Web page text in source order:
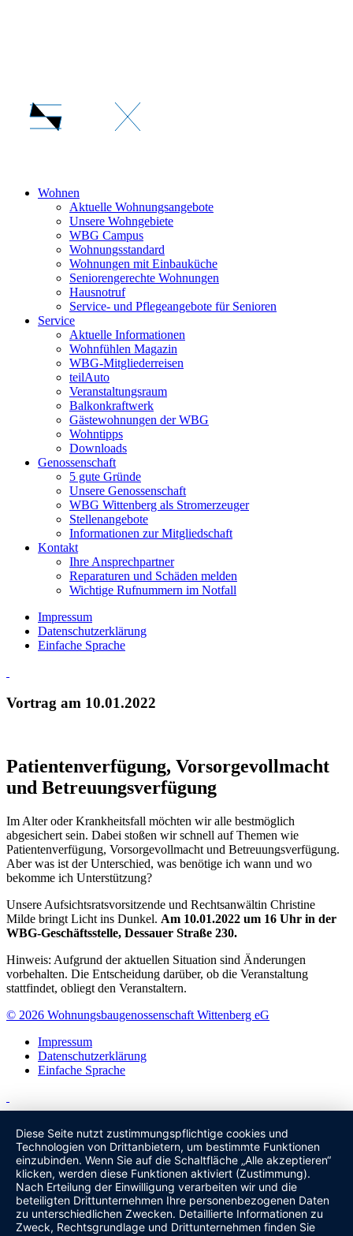
Wohnen
Aktuelle Wohnungsangebote
Unsere Wohngebiete
WBG Campus
Wohnungsstandard
Wohnungen mit Einbauküche
Seniorengerechte Wohnungen
Hausnotruf
Service- und Pflegeangebote für Senioren
Service
Aktuelle Informationen
Wohnfühlen Magazin
WBG-Mitgliederreisen
teilAuto
Veranstaltungsraum
Balkonkraftwerk
Gästewohnungen der WBG
Wohntipps
Downloads
Genossenschaft
5 gute Gründe
Unsere Genossenschaft
WBG Wittenberg als Stromerzeuger
Stellenangebote
Informationen zur Mitgliedschaft
Kontakt
Ihre Ansprechpartner
Reparaturen und Schäden melden
Wichtige Rufnummern im Notfall
Impressum
Datenschutzerklärung
Einfache Sprache
Vortrag am 10.01.2022
Patientenverfügung, Vorsorgevollmacht
und Betreuungsverfügung
Im Alter oder Krankheitsfall möchten wir alle bestmöglich
abgesichert sein. Dabei stoßen wir schnell auf Themen wie
Patientenverfügung, Vorsorgevollmacht und Betreuungsverfügung.
Aber was ist der Unterschied, was benötige ich wann und wo
bekomme ich Unterstützung?
Unsere Aufsichtsratsvorsitzende und Rechtsanwältin Christine
Milde bringt Licht ins Dunkel. Am 10.01.2022 um 16 Uhr in der
WBG-Geschäftsstelle, Dessauer Straße 230.
Hinweis: Aufgrund der aktuellen Situation sind Änderungen
vorbehalten. Die Entscheidung darüber, ob die Veranstaltung
stattfindet, obliegt den Veranstaltern.
© 2026 Wohnungsbaugenossenschaft Wittenberg eG
Impressum
Datenschutzerklärung
Einfache Sprache
Diese Seite nutzt zustimmungspflichtige cookies und
Technologien von Drittanbietern, um bestimmte Funktionen
einzubinden. Wenn Sie auf die Schaltfläche „Alle akzeptieren“
klicken, werden diese Funktionen aktiviert (Zustimmung).
Nach Erteilung der Einwilligung verarbeiten wir und die
beteiligten Drittunternehmen Ihre personenbezogenen Daten
zu unterschiedlichen Zwecken. Detaillierte Informationen zu
Zweck, Rechtsgrundlage und Drittunternehmen finden Sie